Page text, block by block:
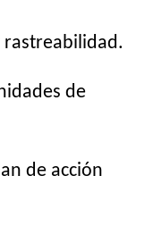
rastreabilidad.
de
de acción